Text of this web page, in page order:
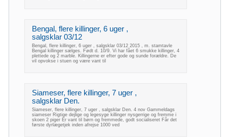
Bengal, flere killinger, 6 uger ,
salgsklar 03/12
Bengal, flere killinger, 6 uger , salgsklar 03/12 2015 , m. stamtavle
Bengal killinger sælges. Født d. 10/9. Vi har fået 6 smukke killinger, 4
plettede og 2 marble. Killingerne er efter gode og sunde forældre. De
vil opvokse i stuen og være vant til
Siameser, flere killinger, 7 uger ,
salgsklar Den.
Siameser, flere killinger, 7 uger , salgsklar Den. 4 nov Gammeldags
siameser Rigtige dejlige og legesyge killinger nysgerrige og fremme i
skoen 2 piger Er vant til børn og fremmede, godt socialiseret Får det
første dyrlægetjek inden afrejse 1000 ved